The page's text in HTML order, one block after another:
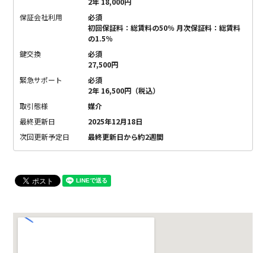
保証会社利用
必須
初回保証料：総賃料の50％ 月次保証料：総賃料
の1.5％
鍵交換
必須
27,500円
緊急サポート
必須
2年 16,500円（税込）
取引態様
媒介
最終更新日
2025年12月18日
次回更新予定日
最終更新日から約2週間